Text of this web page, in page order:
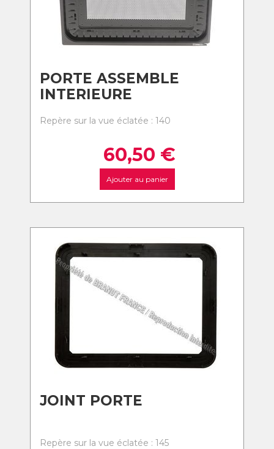
PORTE ASSEMBLE
INTERIEURE
Repère sur la vue éclatée : 140
60,50 €
Ajouter au panier
JOINT PORTE
Repère sur la vue éclatée : 145